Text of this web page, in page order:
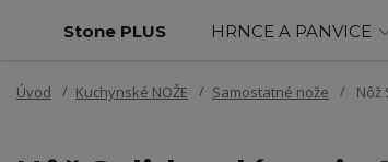
Stone PLUS HRNCE A PANVICE
Úvod Kuchynské NOŽE Samostatné nože Nôž